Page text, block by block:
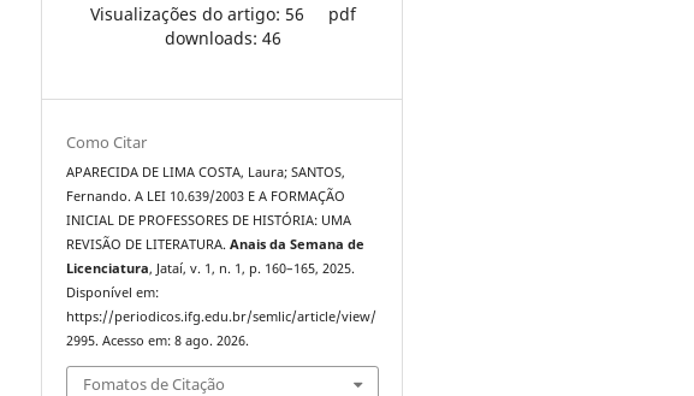
Visualizações do artigo: 56
pdf
downloads: 46
Como Citar
APARECIDA DE LIMA COSTA, Laura; SANTOS,
Fernando. A LEI 10.639/2003 E A FORMAÇÃO
INICIAL DE PROFESSORES DE HISTÓRIA: UMA
REVISÃO DE LITERATURA.Anais da Semana de
Licenciatura, Jataí, v. 1, n. 1, p. 160–165, 2025.
Disponível em:
https://periodicos.ifg.edu.br/semlic/article/view/
2995. Acesso em: 8 ago. 2026.
Fomatos de Citação